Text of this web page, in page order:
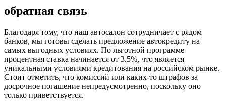
обратная связь
Благодаря тому, что наш автосалон сотрудничает с рядом
банков, мы готовы сделать предложение автокредиту на
самых выгодных условиях. По льготной программе
процентная ставка начинается от 3.5%, что является
уникальными условиями кредитования на российском рынке.
Стоит отметить, что комиссий или каких-то штрафов за
досрочное погашение непредусмотренно, поскольку оно
только приветствуется.